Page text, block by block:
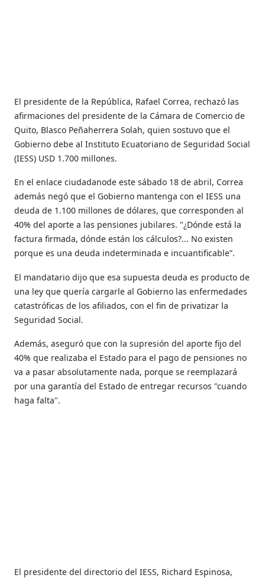
El presidente de la República, Rafael Correa, rechazó las
afirmaciones del presidente de la Cámara de Comercio de
Quito, Blasco Peñaherrera Solah, quien sostuvo que el
Gobierno debe al Instituto Ecuatoriano de Seguridad Social
(IESS) USD 1.700 millones.
En el enlace ciudadanode este sábado 18 de abril, Correa
además negó que el Gobierno mantenga con el IESS una
deuda de 1.100 millones de dólares, que corresponden al
40% del aporte a las pensiones jubilares. "¿Dónde está la
factura firmada, dónde están los cálculos?... No existen
porque es una deuda indeterminada e incuantificable”.
El mandatario dijo que esa supuesta deuda es producto de
una ley que quería cargarle al Gobierno las enfermedades
catastróficas de los afiliados, con el fin de privatizar la
Seguridad Social.
Además, aseguró que con la supresión del aporte fijo del
40% que realizaba el Estado para el pago de pensiones no
va a pasar absolutamente nada, porque se reemplazará
por una garantía del Estado de entregar recursos "cuando
haga falta".
El presidente del directorio del IESS, Richard Espinosa,